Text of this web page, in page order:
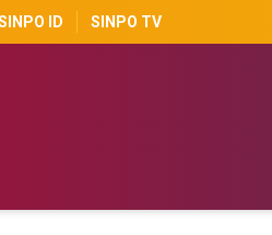
ID SINPO TV